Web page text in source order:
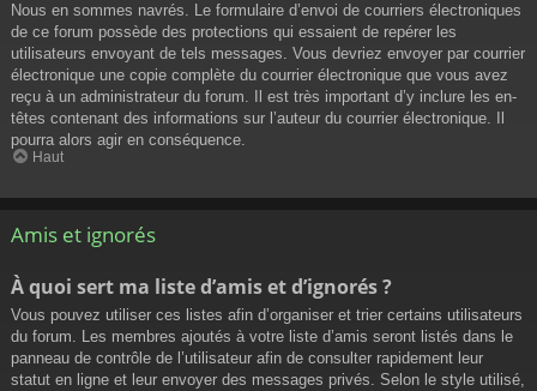
Nous en sommes navrés. Le formulaire d’envoi de courriers électroniques
de ce forum possède des protections qui essaient de repérer les
utilisateurs envoyant de tels messages. Vous devriez envoyer par courrier
électronique une copie complète du courrier électronique que vous avez
reçu à un administrateur du forum. Il est très important d’y inclure les en-
têtes contenant des informations sur l’auteur du courrier électronique. Il
pourra alors agir en conséquence.
Haut
Amis et ignorés
À quoi sert ma liste d’amis et d’ignorés ?
Vous pouvez utiliser ces listes afin d’organiser et trier certains utilisateurs
du forum. Les membres ajoutés à votre liste d’amis seront listés dans le
panneau de contrôle de l’utilisateur afin de consulter rapidement leur
statut en ligne et leur envoyer des messages privés. Selon le style utilisé,